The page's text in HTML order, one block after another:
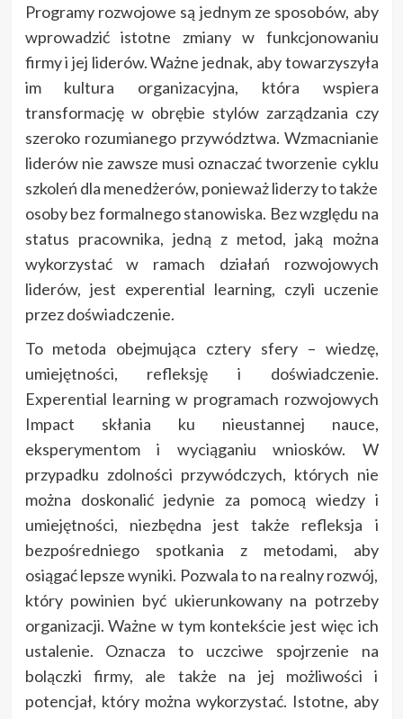
Programy rozwojowe są jednym ze sposobów, aby
wprowadzić istotne zmiany w funkcjonowaniu
firmy i jej liderów. Ważne jednak, aby towarzyszyła
im kultura organizacyjna, która wspiera
transformację w obrębie stylów zarządzania czy
szeroko rozumianego przywództwa. Wzmacnianie
liderów nie zawsze musi oznaczać tworzenie cyklu
szkoleń dla menedżerów, ponieważ liderzy to także
osoby bez formalnego stanowiska. Bez względu na
status pracownika, jedną z metod, jaką można
wykorzystać w ramach działań rozwojowych
liderów, jest experential learning, czyli uczenie
przez doświadczenie.
To metoda obejmująca cztery sfery – wiedzę,
umiejętności, refleksję i doświadczenie.
Experential learning w programach rozwojowych
Impact skłania ku nieustannej nauce,
eksperymentom i wyciąganiu wniosków. W
przypadku zdolności przywódczych, których nie
można doskonalić jedynie za pomocą wiedzy i
umiejętności, niezbędna jest także refleksja i
bezpośredniego spotkania z metodami, aby
osiągać lepsze wyniki. Pozwala to na realny rozwój,
który powinien być ukierunkowany na potrzeby
organizacji. Ważne w tym kontekście jest więc ich
ustalenie. Oznacza to uczciwe spojrzenie na
bolączki firmy, ale także na jej możliwości i
potencjał, który można wykorzystać. Istotne, aby